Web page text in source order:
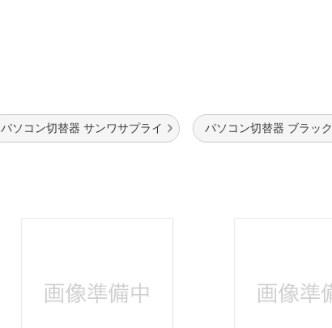
パソコン切替器 サンワサプライ パソコン切替器 ブラック